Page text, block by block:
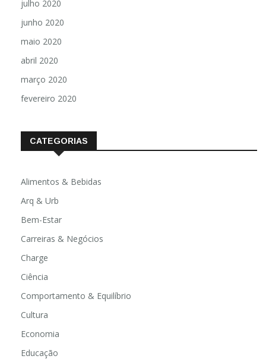
julho 2020
junho 2020
maio 2020
abril 2020
março 2020
fevereiro 2020
CATEGORIAS
Alimentos & Bebidas
Arq & Urb
Bem-Estar
Carreiras & Negócios
Charge
Ciência
Comportamento & Equilíbrio
Cultura
Economia
Educação